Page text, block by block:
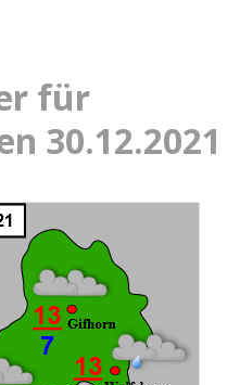
für
30.12.2021